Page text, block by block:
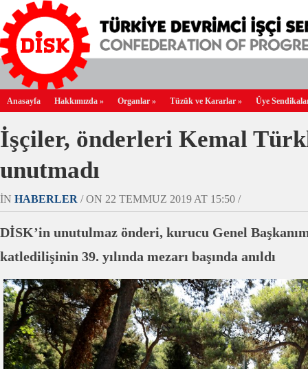
Anasayfa Hakkımızda » Organlar » Tüzük ve Kararlar » Üye
İşçiler, önderleri Kemal
unutmadı
IN HABERLER / ON 22 TEMMUZ 2019 AT 15:50 /
DİSK’in unutulmaz önderi, kurucu Genel
katledilişinin 39. yılında mezarı başında anıldı